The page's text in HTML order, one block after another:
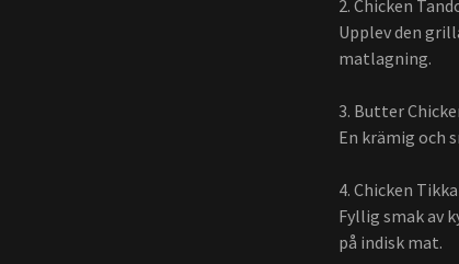
2. Chicken
Upplev den
matlagning.
3. Butter
En krämig och
4. Chicken
Fyllig smak av
på indisk mat.